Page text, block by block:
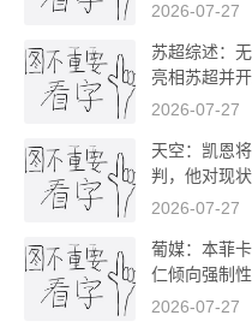
2026-07-27
苏超综述：
亮相苏超并
2026-07-27
天空：凯恩
判，他对现
2026-07-27
葡媒：本菲
仁倾向强制
2026-07-27